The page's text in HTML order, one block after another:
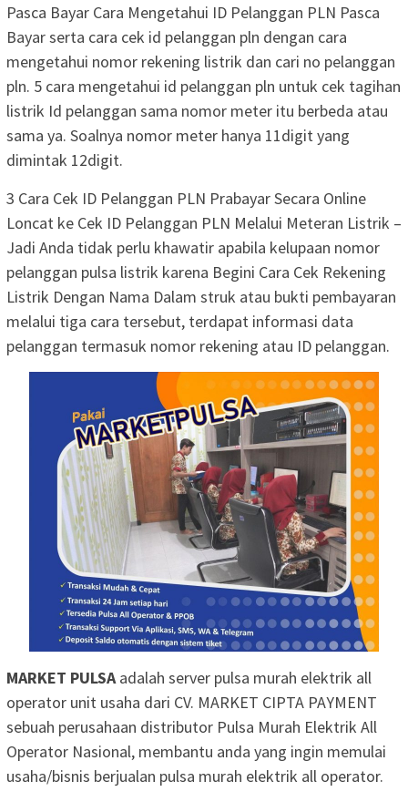
Pasca Bayar Cara Mengetahui ID Pelanggan PLN Pasca
Bayar serta cara cek id pelanggan pln dengan cara
mengetahui nomor rekening listrik dan cari no pelanggan
pln. 5 cara mengetahui id pelanggan pln untuk cek tagihan
listrik Id pelanggan sama nomor meter itu berbeda atau
sama ya. Soalnya nomor meter hanya 11digit yang
dimintak 12digit.
3 Cara Cek ID Pelanggan PLN Prabayar Secara Online
Loncat ke Cek ID Pelanggan PLN Melalui Meteran Listrik –
Jadi Anda tidak perlu khawatir apabila kelupaan nomor
pelanggan pulsa listrik karena Begini Cara Cek Rekening
Listrik Dengan Nama Dalam struk atau bukti pembayaran
melalui tiga cara tersebut, terdapat informasi data
pelanggan termasuk nomor rekening atau ID pelanggan.
MARKET PULSAadalah server pulsa murah elektrik all
operator unit usaha dari CV. MARKET CIPTA PAYMENT
sebuah perusahaan distributor Pulsa Murah Elektrik All
Operator Nasional, membantu anda yang ingin memulai
usaha/bisnis berjualan pulsa murah elektrik all operator.